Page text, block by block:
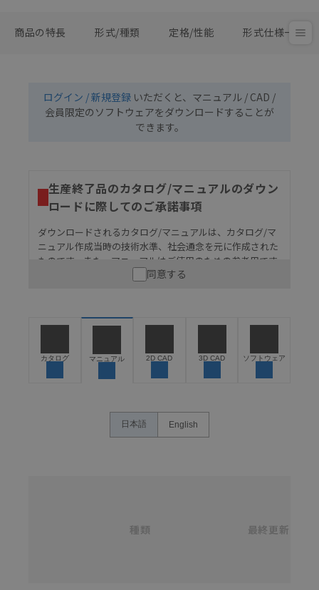
商品の特長 形式/種類 定格/性能 形式仕様一覧
ログイン / 新規登録 いただくと、マニュアル / CAD /
会員限定のソフトウェアをダウンロードすることが
できます。
生産終了品のカタログ/マニュアルのダウン
ロードに際してのご承諾事項
ダウンロードされるカタログ/マニュアルは、カタログ/マ
ニュアル作成当時の技術水準、社会通念を元に作成された
ものです。また、マニュアルはご使用のための参考用です
ので、ご使用にあたっての安全性については十分にご配慮
うな用途に使用される場合には、システム全体として
保できるよう設計されていること、および本製品が全
ン事例は参考用ですので、ご採用に際しては機器・装
置の機能や安全性をご確認のうえご使用ください。・
があります。改めて当サイトの掲載内容をご確認のう
同意する
カタログ マニュアル 2D CAD 3D CAD ソフトウェア
日本語 English
種類 最終更新